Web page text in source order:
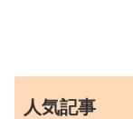
人気記事